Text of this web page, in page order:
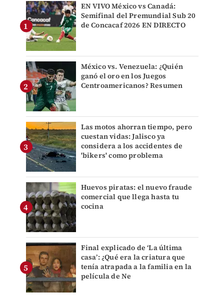
EN VIVO México vs Canadá:
Semifinal del Premundial Sub 20
de Concacaf 2026 EN DIRECTO
México vs. Venezuela: ¿Quién
ganó el oro en los Juegos
Centroamericanos? Resumen
Las motos ahorran tiempo, pero
cuestan vidas: Jalisco ya
considera a los accidentes de
'bikers' como problema
Huevos piratas: el nuevo fraude
comercial que llega hasta tu
cocina
Final explicado de ‘La última
casa’: ¿Qué era la criatura que
tenía atrapada a la familia en la
película de Ne